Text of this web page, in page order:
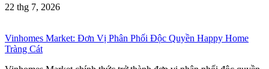
22 thg 7, 2026
Vinhomes Market: Đơn Vị Phân Phối Độc Quyền Happy Home
Tràng Cát